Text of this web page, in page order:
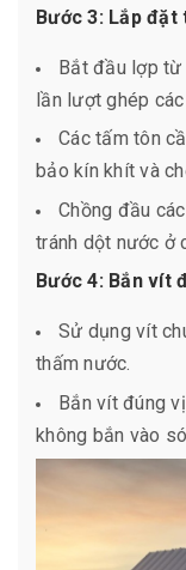
Bước 3: Lắp
Bắt đầu lợp
lần lượt ghép
Các tấm tôn
bảo kín khít và
Chồng đầu
tránh dột nước ở
Bước 4: Bắn vít
Sử dụng vít
thấm nước.
Bắn vít đúng
không bắn vào